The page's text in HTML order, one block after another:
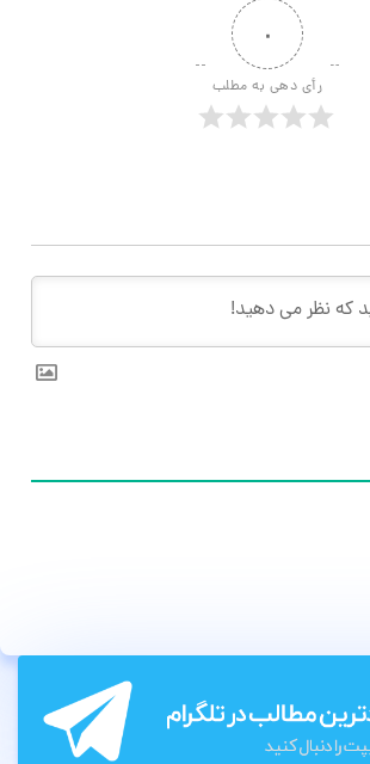
۰
رأی دهی به مطلب